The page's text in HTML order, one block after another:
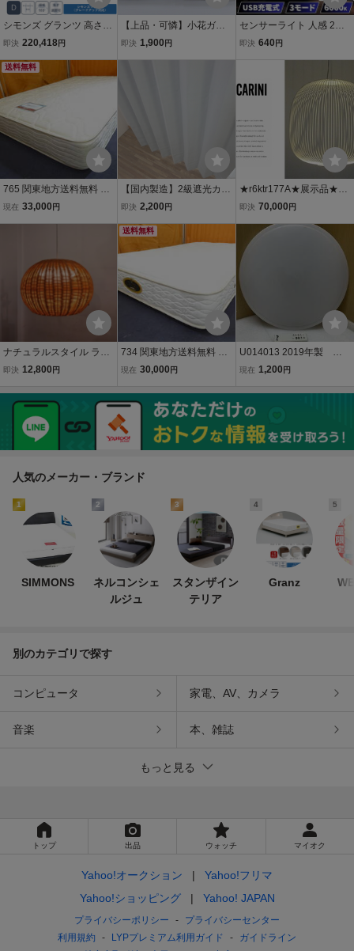
シモンズ グランツ 高さ調
節可 照明付 コンセント付
品 一部地域除く送料無料
即決 220,418円
【上品・可憐】小花ガー
ランド＆ストライプ柄ド
即決 1,900 円
センサーライト 人感 2個
LED 室内 玄関 クローゼッ
裏 ロフト 人体感知 配線不
要 天井壁
即決 640 円
送料無料
765 関東地方送料無料 展
示品 シモンズ ポケットコ
現在 33,000 円
【国内製造】2級遮光カー
テン 100×135cm 2枚組
ー AT-140 送料込み
（一部地域を除き）
即決 2,200 円
★r6ktr177A★展示品★フ
ォスカリーニ★ルミナベ
★スポークス★28.8万★
ペンダントライト★天井
★照明★ライト★LED
即決 70,000 円
ナチュラルスタイル ラタ
ンシェード ペンダントラ
モダン 和モダン カフェイ
ンテリア / 検索:近藤昭作
町田悟
即決 12,800 円
送料無料
734 関東地方送料無料 シ
モンズ ゴールデンバリュ
サイズマットレス
現在 30,000 円
U014013 2019年製 オ
ーム電機 LEDシーリング
器具 LEDシーリングライ
ト リモコン付 現状品
0318
現在 1,200 円
人気のメーカー・ブランド
1
SIMMONS
2
ネルコンシェ
ルジュ
3
スタンザイン
テリア
4
Granz
5
別のカテゴリで探す
コンピュータ 家電、AV、カメラ
音楽 本、雑誌
もっと見る
トップ 出品 ウォッチ マイオク
Yahoo!オークション
Yahoo!フリマ
Yahoo!ショッピング
Yahoo! JAPAN
プライバシーポリシー
プライバシーセンター
利用規約
LYPプレミアム利用ガイド
ガイドライン